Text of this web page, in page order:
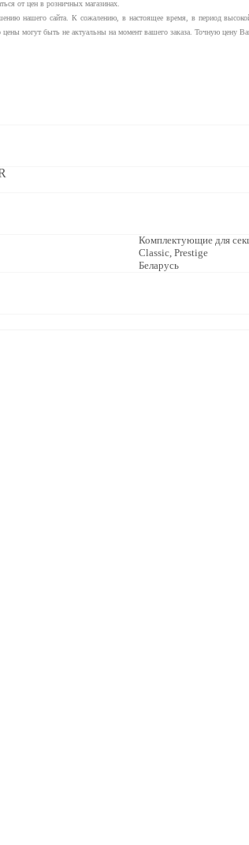
от цен в розничных магазинах.
нашего сайта. К сожалению, в настоящее время, в период
могут быть не актуальны на момент вашего заказа. Точную цену
Комплектующие для
Classic, Prestige
Беларусь